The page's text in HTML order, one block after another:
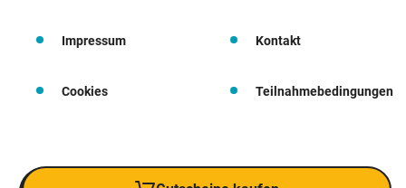
Impressum Kontakt
Cookies Teilnahmebedingungen